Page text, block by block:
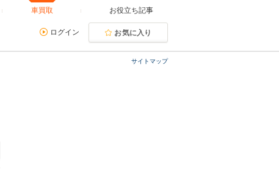
車買取 お役立ち記事
ログイン お気に入り
サイトマップ